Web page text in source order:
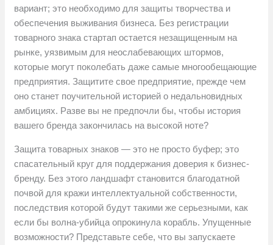
вариант; это необходимо для защиты творчества и
обеспечения выживания бизнеса. Без регистрации
товарного знака стартап остается незащищенным на
рынке, уязвимым для неослабевающих штормов,
которые могут поколебать даже самые многообещающие
предприятия. Защитите свое предприятие, прежде чем
оно станет поучительной историей о недальновидных
амбициях. Разве вы не предпочли бы, чтобы история
вашего бренда закончилась на высокой ноте?
Защита товарных знаков — это не просто буфер; это
спасательный круг для поддержания доверия к бизнес-
бренду. Без этого ландшафт становится благодатной
почвой для кражи интеллектуальной собственности,
последствия которой будут такими же серьезными, как
если бы волна-убийца опрокинула корабль. Упущенные
возможности? Представьте себе, что вы запускаете